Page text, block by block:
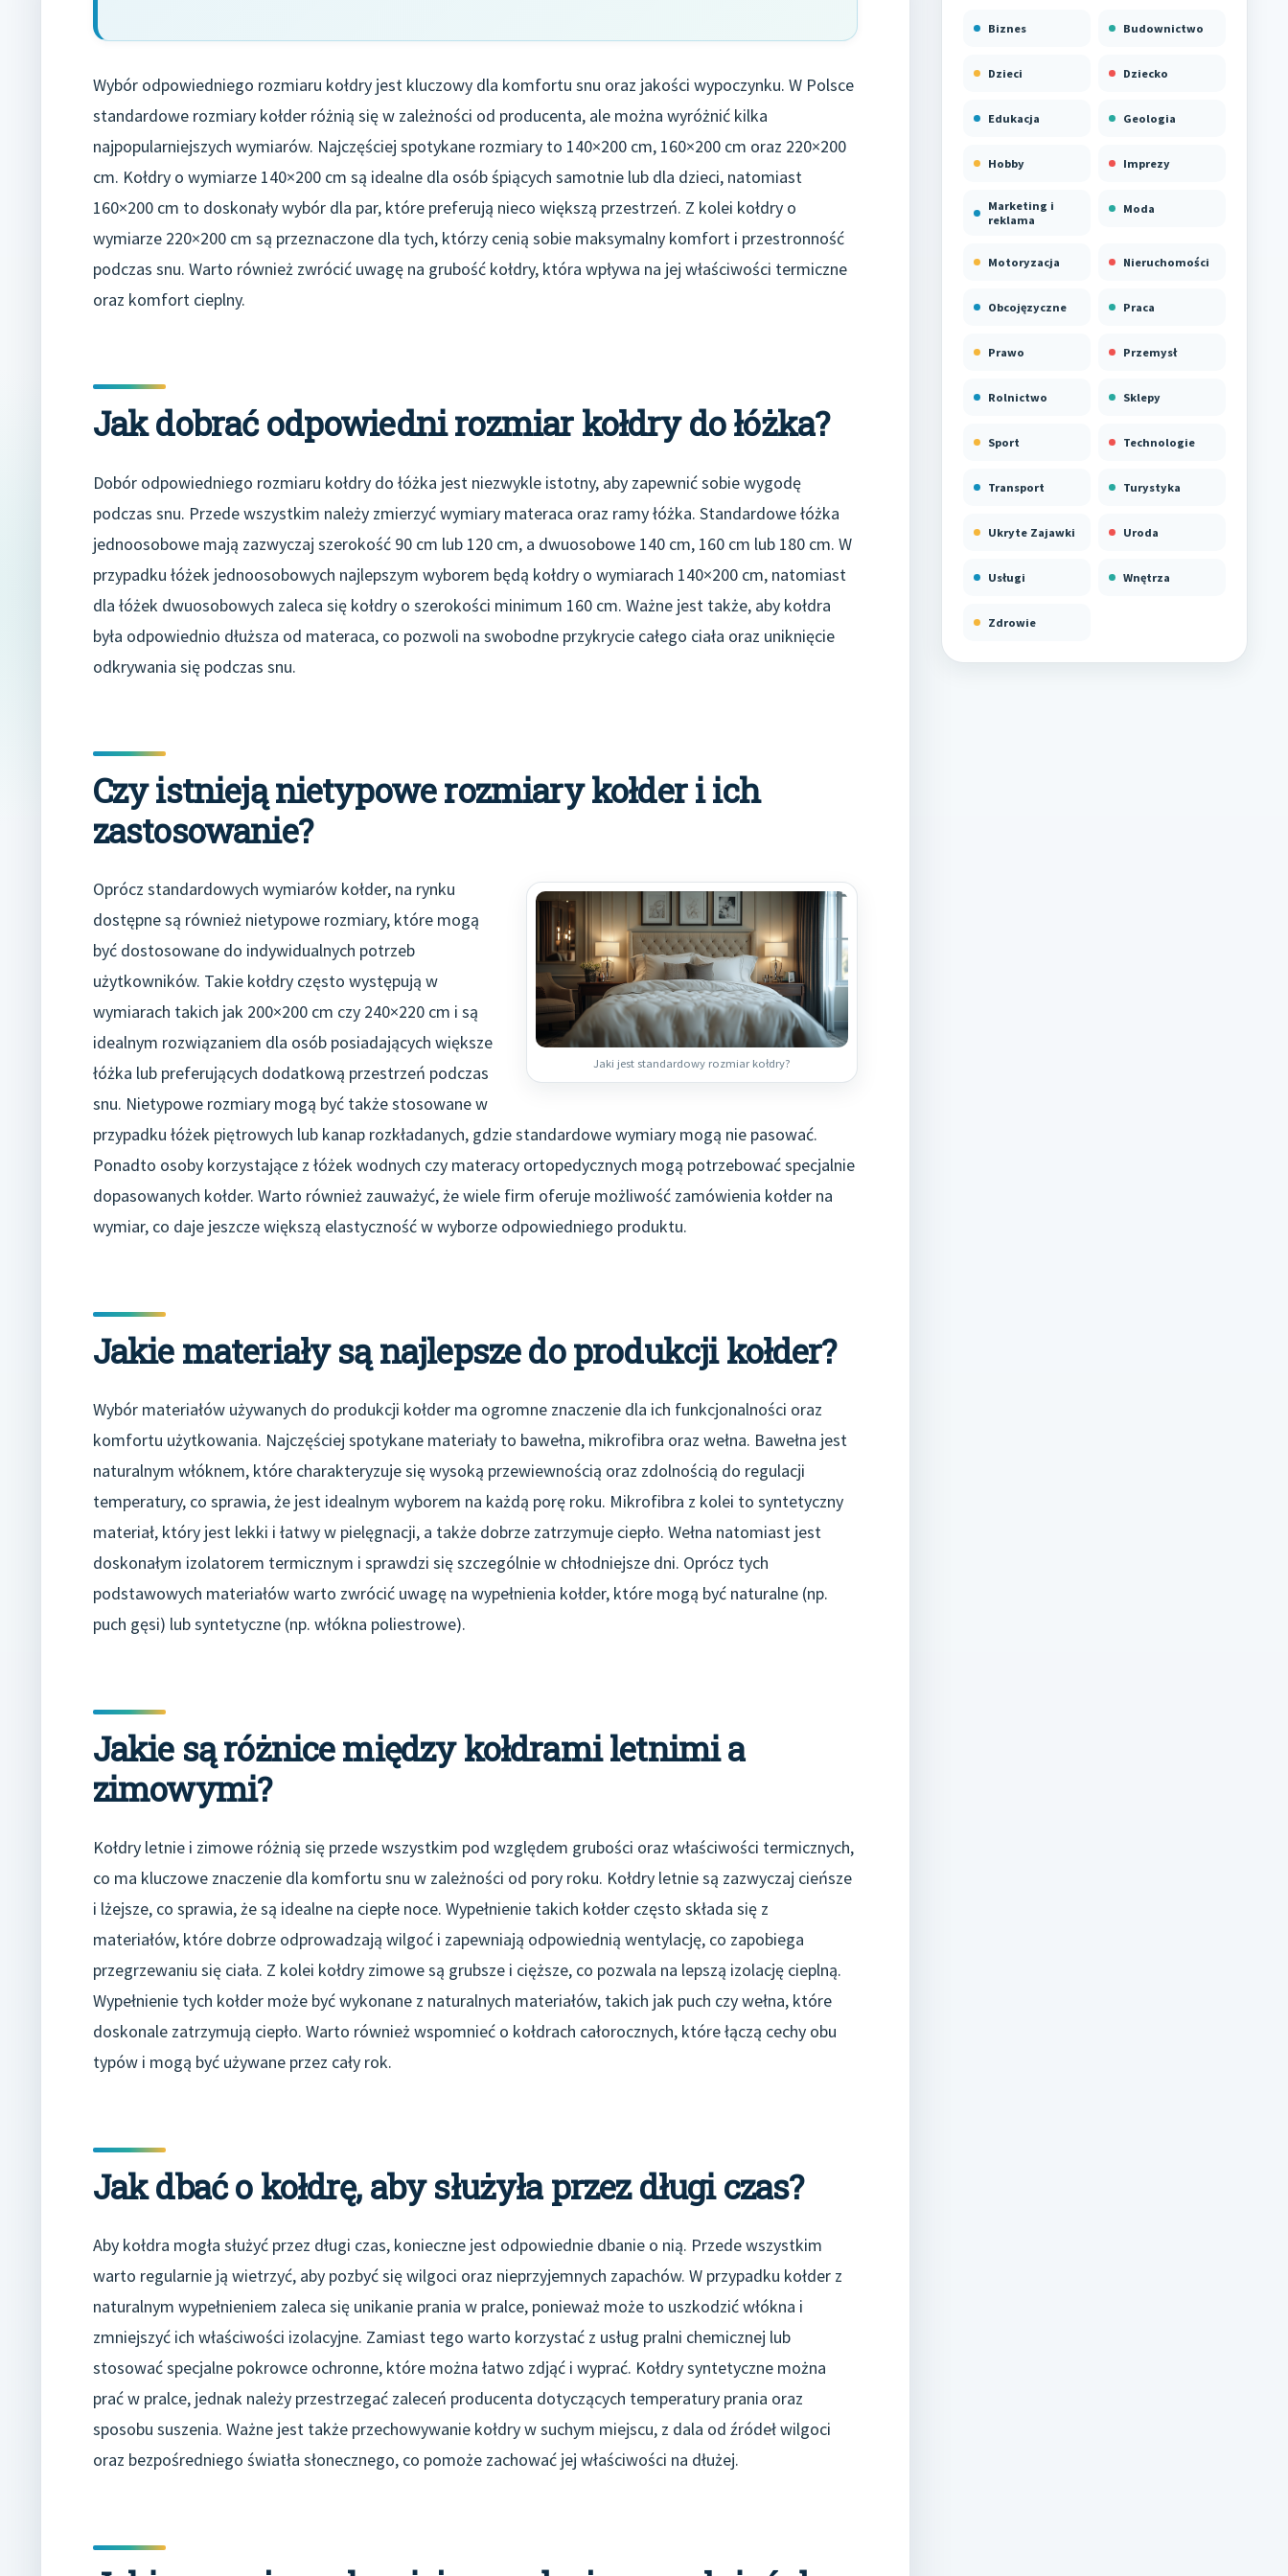
Wybór odpowiedniego rozmiaru kołdry jest kluczowy dla komfortu snu oraz jakości wypoczynku. W Polsce
standardowe rozmiary kołder różnią się w zależności od producenta, ale można wyróżnić kilka
najpopularniejszych wymiarów. Najczęściej spotykane rozmiary to 140×200 cm, 160×200 cm oraz 220×200
cm. Kołdry o wymiarze 140×200 cm są idealne dla osób śpiących samotnie lub dla dzieci, natomiast
160×200 cm to doskonały wybór dla par, które preferują nieco większą przestrzeń. Z kolei kołdry o
wymiarze 220×200 cm są przeznaczone dla tych, którzy cenią sobie maksymalny komfort i przestronność
podczas snu. Warto również zwrócić uwagę na grubość kołdry, która wpływa na jej właściwości termiczne
oraz komfort cieplny.
Jak dobrać odpowiedni rozmiar kołdry do łóżka?
Dobór odpowiedniego rozmiaru kołdry do łóżka jest niezwykle istotny, aby zapewnić sobie wygodę
podczas snu. Przede wszystkim należy zmierzyć wymiary materaca oraz ramy łóżka. Standardowe łóżka
jednoosobowe mają zazwyczaj szerokość 90 cm lub 120 cm, a dwuosobowe 140 cm, 160 cm lub 180 cm. W
przypadku łóżek jednoosobowych najlepszym wyborem będą kołdry o wymiarach 140×200 cm, natomiast
dla łóżek dwuosobowych zaleca się kołdry o szerokości minimum 160 cm. Ważne jest także, aby kołdra
była odpowiednio dłuższa od materaca, co pozwoli na swobodne przykrycie całego ciała oraz uniknięcie
odkrywania się podczas snu.
Czy istnieją nietypowe rozmiary kołder i ich
zastosowanie?
Jaki jest standardowy rozmiar kołdry?
Oprócz standardowych wymiarów kołder, na rynku
dostępne są również nietypowe rozmiary, które mogą
być dostosowane do indywidualnych potrzeb
użytkowników. Takie kołdry często występują w
wymiarach takich jak 200×200 cm czy 240×220 cm i są
idealnym rozwiązaniem dla osób posiadających większe
łóżka lub preferujących dodatkową przestrzeń podczas
snu. Nietypowe rozmiary mogą być także stosowane w
przypadku łóżek piętrowych lub kanap rozkładanych, gdzie standardowe wymiary mogą nie pasować.
Ponadto osoby korzystające z łóżek wodnych czy materacy ortopedycznych mogą potrzebować specjalnie
dopasowanych kołder. Warto również zauważyć, że wiele firm oferuje możliwość zamówienia kołder na
wymiar, co daje jeszcze większą elastyczność w wyborze odpowiedniego produktu.
Jakie materiały są najlepsze do produkcji kołder?
Wybór materiałów używanych do produkcji kołder ma ogromne znaczenie dla ich funkcjonalności oraz
komfortu użytkowania. Najczęściej spotykane materiały to bawełna, mikrofibra oraz wełna. Bawełna jest
naturalnym włóknem, które charakteryzuje się wysoką przewiewnością oraz zdolnością do regulacji
temperatury, co sprawia, że jest idealnym wyborem na każdą porę roku. Mikrofibra z kolei to syntetyczny
materiał, który jest lekki i łatwy w pielęgnacji, a także dobrze zatrzymuje ciepło. Wełna natomiast jest
doskonałym izolatorem termicznym i sprawdzi się szczególnie w chłodniejsze dni. Oprócz tych
podstawowych materiałów warto zwrócić uwagę na wypełnienia kołder, które mogą być naturalne (np.
puch gęsi) lub syntetyczne (np. włókna poliestrowe).
Jakie są różnice między kołdrami letnimi a
zimowymi?
Kołdry letnie i zimowe różnią się przede wszystkim pod względem grubości oraz właściwości termicznych,
co ma kluczowe znaczenie dla komfortu snu w zależności od pory roku. Kołdry letnie są zazwyczaj cieńsze
i lżejsze, co sprawia, że są idealne na ciepłe noce. Wypełnienie takich kołder często składa się z
materiałów, które dobrze odprowadzają wilgoć i zapewniają odpowiednią wentylację, co zapobiega
przegrzewaniu się ciała. Z kolei kołdry zimowe są grubsze i cięższe, co pozwala na lepszą izolację cieplną.
Wypełnienie tych kołder może być wykonane z naturalnych materiałów, takich jak puch czy wełna, które
doskonale zatrzymują ciepło. Warto również wspomnieć o kołdrach całorocznych, które łączą cechy obu
typów i mogą być używane przez cały rok.
Jak dbać o kołdrę, aby służyła przez długi czas?
Aby kołdra mogła służyć przez długi czas, konieczne jest odpowiednie dbanie o nią. Przede wszystkim
warto regularnie ją wietrzyć, aby pozbyć się wilgoci oraz nieprzyjemnych zapachów. W przypadku kołder z
naturalnym wypełnieniem zaleca się unikanie prania w pralce, ponieważ może to uszkodzić włókna i
zmniejszyć ich właściwości izolacyjne. Zamiast tego warto korzystać z usług pralni chemicznej lub
stosować specjalne pokrowce ochronne, które można łatwo zdjąć i wyprać. Kołdry syntetyczne można
prać w pralce, jednak należy przestrzegać zaleceń producenta dotyczących temperatury prania oraz
sposobu suszenia. Ważne jest także przechowywanie kołdry w suchym miejscu, z dala od źródeł wilgoci
oraz bezpośredniego światła słonecznego, co pomoże zachować jej właściwości na dłużej.
Biznes Budownictwo
Dzieci Dziecko
Edukacja Geologia
Hobby Imprezy
Marketing i
reklama
Moda
Motoryzacja Nieruchomości
Obcojęzyczne Praca
Prawo Przemysł
Rolnictwo Sklepy
Sport Technologie
Transport Turystyka
Ukryte Zajawki Uroda
Usługi Wnętrza
Zdrowie